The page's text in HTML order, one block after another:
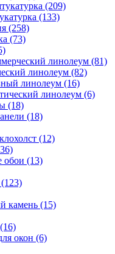
(209)
(133)
(258)
(73)
линолеум (81)
линолеум (82)
линолеум (16)
линолеум (6)
(18)
(18)
(12)
обои (13)
камень (15)
окон (6)